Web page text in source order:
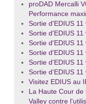
proDAD Mercalli
Performance
Sortie d'EDIUS
Sortie d'EDIUS
Sortie d'EDIUS
Sortie d'EDIUS
Sortie d'EDIUS
Sortie d'EDIUS 11
Visitez EDIUS au
La Haute Cour
Valley contre